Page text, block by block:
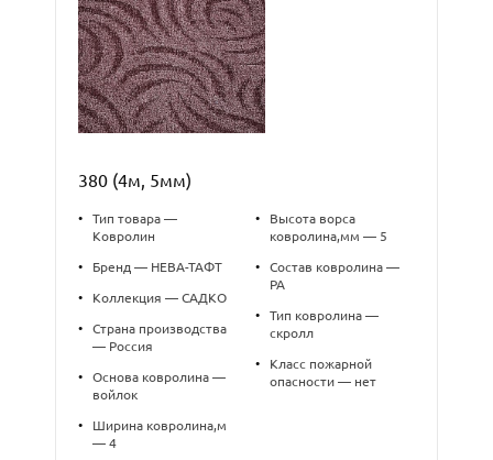
380 (4м, 5мм)
•
Тип товара —
Ковролин
• Бренд — НЕВА-ТАФТ
• Коллекция — САДКО
•
Страна производства
— Россия
•
Основа ковролина —
войлок
•
Ширина ковролина,м
— 4
•
Высота ворса
ковролина,мм — 5
•
Состав ковролина —
PA
•
Тип ковролина —
скролл
•
Класс пожарной
опасности — нет